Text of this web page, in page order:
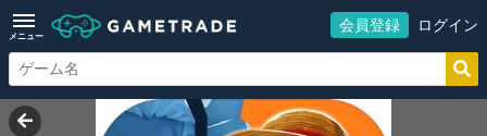
メニュー
会員登録 ログイン